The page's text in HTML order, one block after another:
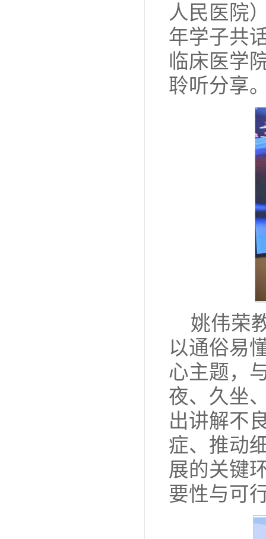
人民医院
年学子共
临床医学
聆听分享
姚伟荣
以通俗易
心主题，
夜、久坐
出讲解不
症、推动
展的关键
要性与可